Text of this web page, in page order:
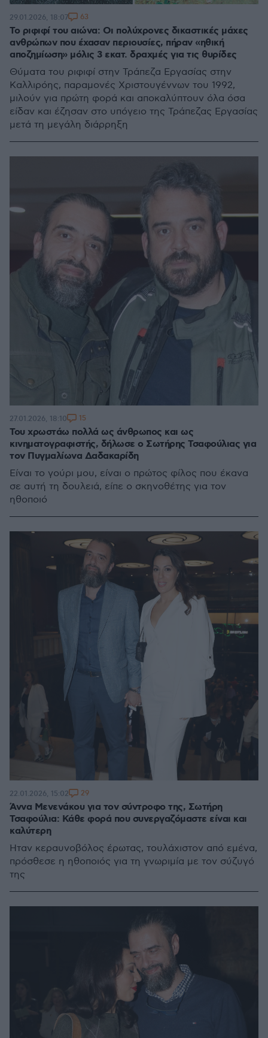
Το ριφιφί του αιώνα: Οι πολύχρονες δικαστικές μάχες
ανθρώπων που έχασαν περιουσίες, πήραν «ηθική
αποζημίωση» μόλις 3 εκατ. δραχμές για τις θυρίδες
Θύματα του ριφιφί στην Τράπεζα Εργασίας στην
Καλλιρόης, παραμονές Χριστουγέννων του 1992,
μιλούν για πρώτη φορά και αποκαλύπτουν όλα όσα
είδαν και έζησαν στο υπόγειο της Τράπεζας Εργασίας
μετά τη μεγάλη διάρρηξη
29.01.2026, 18:07 63
Του χρωστάω πολλά ως άνθρωπος και ως
κινηματογραφιστής, δήλωσε ο Σωτήρης Τσαφούλιας για
τον Πυγμαλίωνα Δαδακαρίδη
Είναι το γούρι μου, είναι ο πρώτος φίλος που έκανα
σε αυτή τη δουλειά, είπε ο σκηνοθέτης για τον
ηθοποιό
27.01.2026, 18:10 15
Άννα Μενενάκου για τον σύντροφο της, Σωτήρη
Τσαφούλια: Κάθε φορά που συνεργαζόμαστε είναι και
καλύτερη
Ήταν κεραυνοβόλος έρωτας, τουλάχιστον από εμένα,
πρόσθεσε η ηθοποιός για τη γνωριμία με τον σύζυγό
της
22.01.2026, 15:02 29